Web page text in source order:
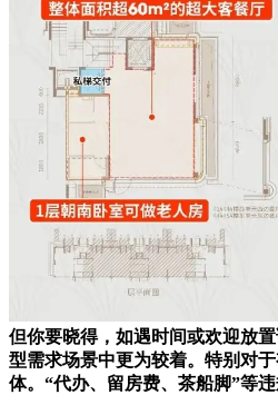
但你要晓得，如遇时间或欢迎放
型需求场景中更为较着。特别对
体。“代办、留房费、茶船脚”等